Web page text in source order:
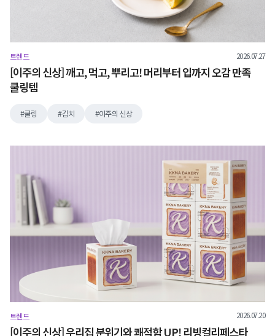
트렌드 2026.07.27
[이주의 신상] 깨고, 먹고, 뿌리고! 머리부터 입까지 오감 만족
쿨링템
쿨링 김치 이주의 신상
트렌드 2026.07.20
[이주의 신상] 우리집 분위기와 쾌적함 UP! 리빙컬리페스타